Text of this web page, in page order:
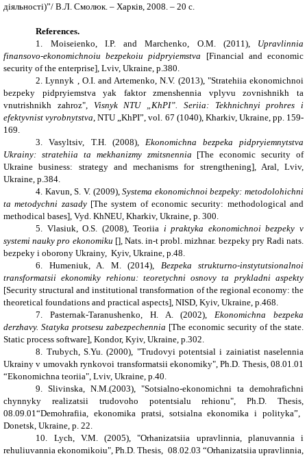
діяльності)”/ В.Л. Смолюк. – Харків, 2008. – 20 с.
References.
1. Moiseienko, I.P. and Marchenko, O.M. (2011), Upravlinnia
finansovo-ekonomichnoiu bezpekoiu pidpryiemstva [Financial and economic
security of the enterprise], Lviv, Ukraine, p. 380.
2. Lynnyk , O.I. and Artemenko, N.V. (2013), "Stratehiia ekonomichnoi
bezpeky pidpryiemstva yak faktor zmenshennia vplyvu zovnishnikh ta
vnutrishnikh zahroz", Visnyk NTU „KhPI”. Seriia: Tekhnichnyi prohres i
efektyvnist vyrobnytstva , NTU „KhPI”, vol. 67 (1040), Kharkiv, Ukraine, pp. 159-
169.
3. Vasyltsiv, T.H. (2008), Ekonomichna bezpeka pidpryiemnytstva
Ukrainy: stratehiia ta mekhanizmy zmitsnennia [The economic security of
Ukraine business: strategy and mechanisms for strengthening], Aral, Lviv,
Ukraine, p. 384.
4. Kavun, S. V. (2009),Systema ekonomichnoi bezpeky: metodolohichni
ta metodychni zasady[The system of economic security: methodological and
methodical bases], Vyd. KhNEU, Kharkiv, Ukraine, p. 300.
5. Vlasiuk, O.S. (2008), Teoriia i praktyka ekonomichnoi bezpeky v
systemi nauky pro ekonomiku [], Nats. in-t probl. mizhnar. bezpeky pry Radi nats.
bezpeky i oborony Ukrainy, Kyiv, Ukraine, p. 48.
6. Humeniuk, A. M. (2014), Bezpeka strukturno-instytutsionalnoi
transformatsii ekonomiky rehionu: teoretychni osnovy ta prykladni aspekty
[Security structural and institutional transformation of the regional economy: the
theoretical foundations and practical aspects], NISD, Kyiv, Ukraine, p. 468.
7. Pasternak-Taranushenko, H. A. (2002), Ekonomichna bezpeka
derzhavy. Statyka protsesu zabezpechennia [The economic security of the state.
Static process software], Kondor, Kyiv, Ukraine, p. 302.
8. Trubych, S.Yu. (2000), "Trudovyi potentsial i zainiatist naselennia
Ukrainy v umovakh rynkovoi transformatsii ekonomiky",Ph.D. Thesis, 08.01.01
“Ekonomichna teoriia", Lviv, Ukraine , p. 40.
9. Slivinska, N.M.(2003), "Sotsialno-ekonomichni ta demohrafichni
chynnyky realizatsii trudovoho potentsialu rehionu",Ph.D. Thesis,
08.09.01“Demohrafiia, ekonomika pratsi, sotsialna ekonomika i polityka”,
Donetsk, Ukraine, p. 22.
10. Lych, V.M. (2005), "Orhanizatsiia upravlinnia, planuvannia i
rehuliuvannia ekonomikoiu",Ph.D. Thesis,
08.02.03 “Orhanizatsiia upravlinnia,